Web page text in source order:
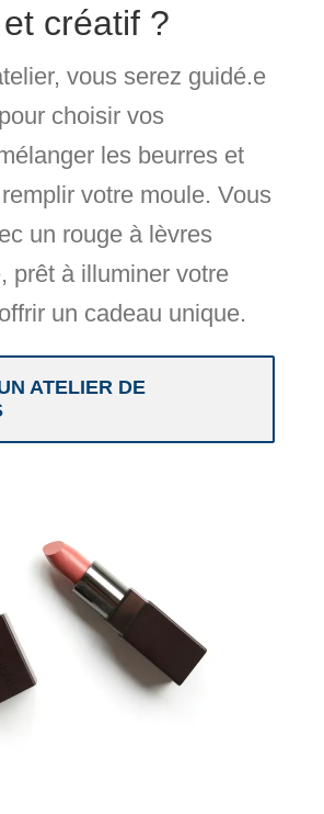
créatif ?
vous serez guidé.e
choisir vos
les beurres et
votre moule. Vous
un rouge à lèvres
, prêt à illuminer votre
un cadeau unique.
ATELIER DE